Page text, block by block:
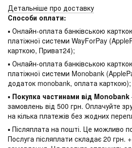
Детальніше про доставку
Способи оплати:
▪ Онлайн-оплата банківською
платіжної системи WayForPay
карткою, Приват24);
▪ Онлайн-оплата банківською
платіжної системи Monobank
додаток monobank, оплата карткою);
▪ Покупка частинами від Monobank
замовлень від 500 грн. Оплачуйте
на кілька платежів без жодних
▪ Післяплата на пошті. Це можливо
Послуга післяплати складає 20 грн.